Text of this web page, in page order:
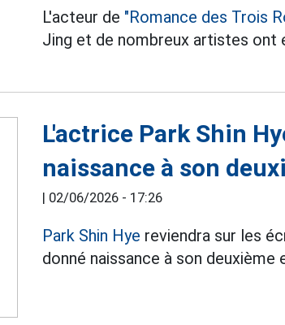
L'acteur de "Romance des Trois
Jing et de nombreux artistes ont
L'actrice Park Shin
naissance à son
02/06/2026 - 17:26
Park Shin Hye reviendra sur les
donné naissance à son deuxième